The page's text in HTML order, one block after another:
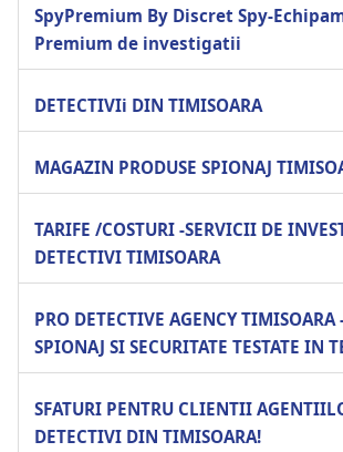
SpyPremium By Discret Spy-
Premium de investigatii
DETECTIVIi DIN TIMISOARA
MAGAZIN PRODUSE SPIONAJ
TARIFE /COSTURI -SERVICII DE
DETECTIVI TIMISOARA
PRO DETECTIVE AGENCY TIMISOARA
SPIONAJ SI SECURITATE TESTATE IN
SFATURI PENTRU CLIENTII
DETECTIVI DIN TIMISOARA!